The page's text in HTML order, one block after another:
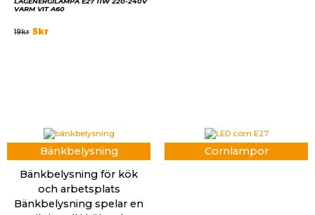
VARM VIT A60
19kr 5kr
Bänkbelysning
Bänkbelysning för kök
och arbetsplats
Bänkbelysning spelar en
Cornlampor